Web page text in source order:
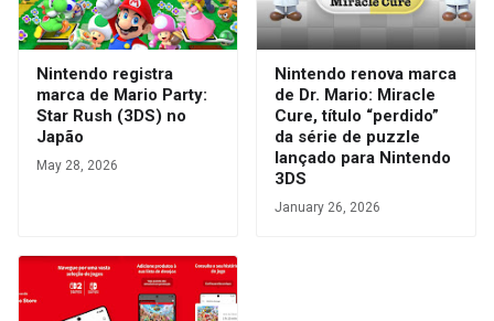
Nintendo registra
marca de Mario Party:
Star Rush (3DS) no
Japão
May 28, 2026
Nintendo renova marca
de Dr. Mario: Miracle
Cure, título “perdido”
da série de puzzle
lançado para Nintendo
3DS
January 26, 2026